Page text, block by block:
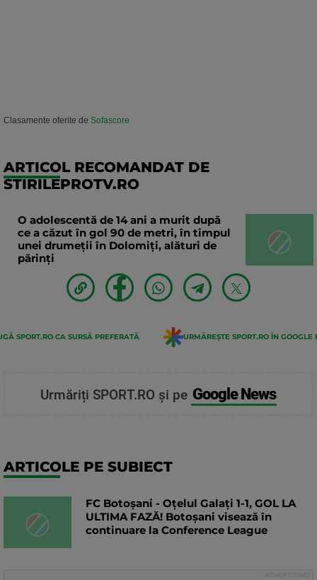
Clasamente oferite de Sofascore
ARTICOL RECOMANDAT DE
STIRILEPROTV.RO
O adolescentă de 14 ani a murit după
ce a căzut în gol 90 de metri, în timpul
unei drumeții în Dolomiți, alături de
părinți
SPORT.RO CA SURSĂ PREFERATĂ URMĂREȘTE SPORT.RO ÎN GOOGLE
Urmăriți SPORT.RO și pe Google News
ARTICOLE PE SUBIECT
FC Botoșani - Oțelul Galați 1-1, GOL LA
ULTIMA FAZĂ! Botoșani visează în
continuare la Conference League